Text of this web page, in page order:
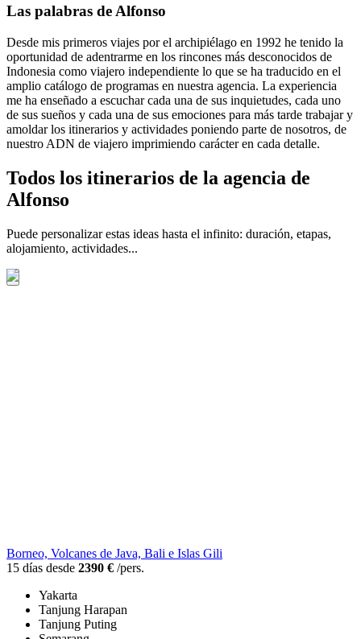
Las palabras de Alfonso
Desde mis primeros viajes por el archipiélago en 1992 he tenido la
oportunidad de adentrarme en los rincones más desconocidos de
Indonesia como viajero independiente lo que se ha traducido en el
amplio catálogo de programas en nuestra agencia. La experiencia
me ha enseñado a escuchar cada una de sus inquietudes, cada uno
de sus sueños y cada una de sus emociones para más tarde trabajar y
amoldar los itinerarios y actividades poniendo parte de nosotros, de
nuestro ADN de viajero imprimiendo carácter en cada detalle.
Todos los itinerarios de la agencia de
Alfonso
Puede personalizar estas ideas hasta el infinito: duración, etapas,
alojamiento, actividades...
Borneo, Volcanes de Java, Bali e Islas Gili
15 días desde 2390 € /pers.
Yakarta
Tanjung Harapan
Tanjung Puting